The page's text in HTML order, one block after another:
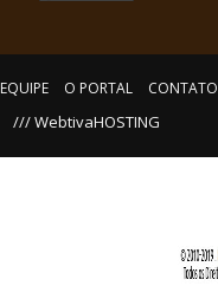
EQUIPE O PORTAL CONTATO
/// WebtivaHOSTING